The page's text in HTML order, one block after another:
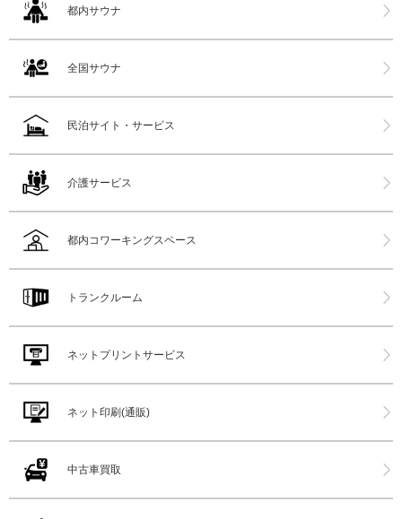
都内サウナ
全国サウナ
民泊サイト・サービス
介護サービス
都内コワーキングスペース
トランクルーム
ネットプリントサービス
ネット印刷(通販)
中古車買取